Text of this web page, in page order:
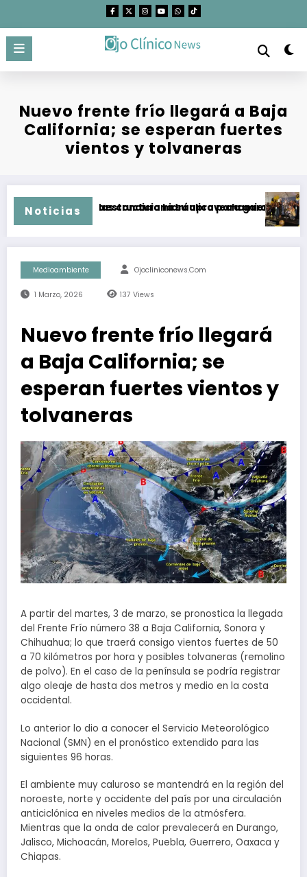
contenido
Nuevo frente frío llegará a Baja
California; se esperan fuertes
vientos y tolvaneras
Noticias
Protegidas condiciona su aprovechamiento
ampliar infraestructura hidráulica para garantizar
Medioambiente Ojocliniconews.com
1 Marzo, 2026 137 Views
Nuevo frente frío llegará
a Baja California; se
esperan fuertes vientos y
tolvaneras
A partir del martes, 3 de marzo, se pronostica la llegada
del Frente Frío número 38 a Baja California, Sonora y
Chihuahua; lo que traerá consigo vientos fuertes de 50
a 70 kilómetros por hora y posibles tolvaneras (remolino
de polvo). En el caso de la península se podría registrar
algo oleaje de hasta dos metros y medio en la costa
occidental.
Lo anterior lo dio a conocer el Servicio Meteorológico
Nacional (SMN) en el pronóstico extendido para las
siguientes 96 horas.
El ambiente muy caluroso se mantendrá en la región del
noroeste, norte y occidente del país por una circulación
anticiclónica en niveles medios de la atmósfera.
Mientras que la onda de calor prevalecerá en Durango,
Jalisco, Michoacán, Morelos, Puebla, Guerrero, Oaxaca y
Chiapas.